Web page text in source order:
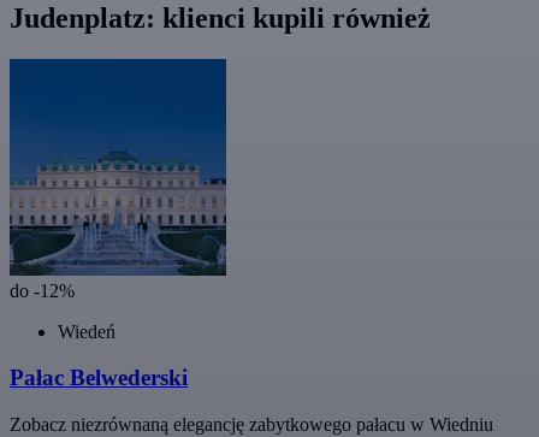
Judenplatz: klienci kupili również
do -12%
Wiedeń
Pałac Belwederski
Zobacz niezrównaną elegancję zabytkowego pałacu w Wiedniu